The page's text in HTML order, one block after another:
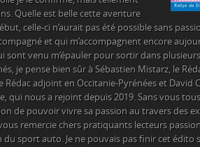
Quelle est belle cette aventure
celle-ci n’aurait pas été possible sans
et qui m’accompagnent encore
sont venu m’épauler pour sortir dans
je pense bien sûr à Sébastien Mistarz, le
Rédac adjoint en Occitanie-Pyrénées et David
qui nous a rejoint depuis 2019. Sans vous
de pouvoir vivre sa passion au travers des
remercie chers pratiquants lecteurs
sport auto. Je ne pouvais pas finir cet édito